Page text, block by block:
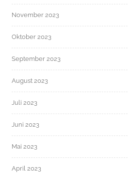
November 2023
Oktober 2023
September 2023
August 2023
Juli 2023
Juni 2023
Mai 2023
April 2023